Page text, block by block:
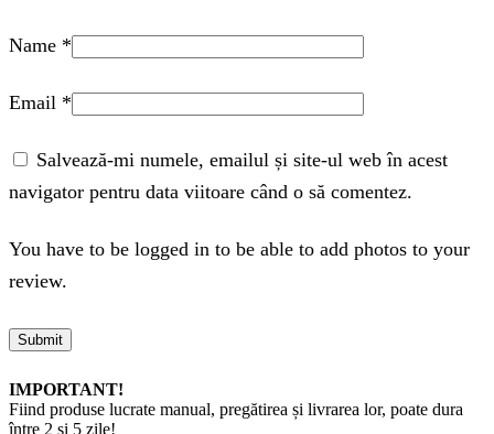
Name *
Email *
Salvează-mi numele, emailul și site-ul web în acest
navigator pentru data viitoare când o să comentez.
You have to be logged in to be able to add photos to your
review.
IMPORTANT!
Fiind produse lucrate manual, pregătirea și livrarea lor, poate dura
între 2 și 5 zile!